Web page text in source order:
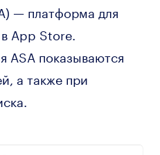
— платформа для
App Store.
ASA показываются
а также при